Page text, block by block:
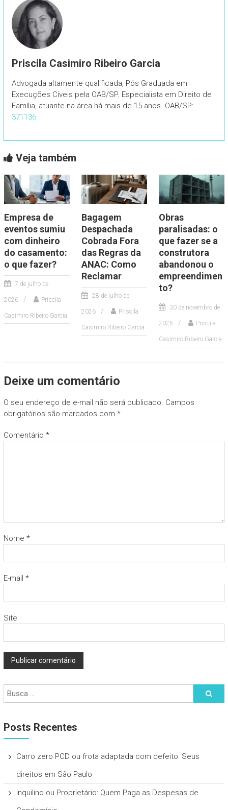
Priscila Casimiro Ribeiro Garcia
Advogada altamente qualificada, Pós Graduada em
Execuções Cíveis pela OAB/SP. Especialista em Direito de
Família, atuante na área há mais de 15 anos. OAB/SP:
371136
Veja também
Empresa de
eventos sumiu
com dinheiro
do casamento:
o que fazer?
7 de julho de
2026 Priscila
Casimiro Ribeiro Garcia
Bagagem
Despachada
Cobrada Fora
das Regras da
ANAC: Como
Reclamar
28 de julho de
2026 Priscila
Casimiro Ribeiro Garcia
Obras
paralisadas: o
que fazer se a
construtora
abandonou o
empreendimen
to?
30 de novembro de
2025 Priscila
Casimiro Ribeiro Garcia
Deixe um comentário
O seu endereço de e-mail não será publicado. Campos
obrigatórios são marcados com *
Comentário *
Nome *
E-mail *
Site
Posts Recentes
Carro zero PCD ou frota adaptada com defeito: Seus
direitos em São Paulo
Inquilino ou Proprietário: Quem Paga as Despesas de